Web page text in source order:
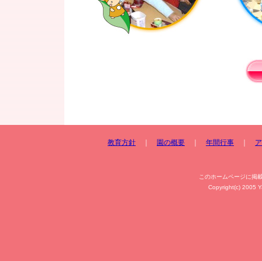
教育方針 園の概要 年間行事
このホームページに掲
Copyright(c) 2005